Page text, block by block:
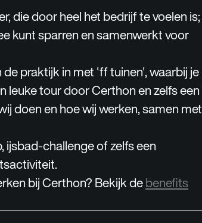
die door heel het bedrijf te voelen is;
kunt sparren en samenwerkt voor
praktijk in met 'ff tuinen', waarbij je
leuke tour door Certhon en zelfs een
doen en hoe wij werken, samen met
challenge of zelfs een
bij Certhon? Bekijk debenefits